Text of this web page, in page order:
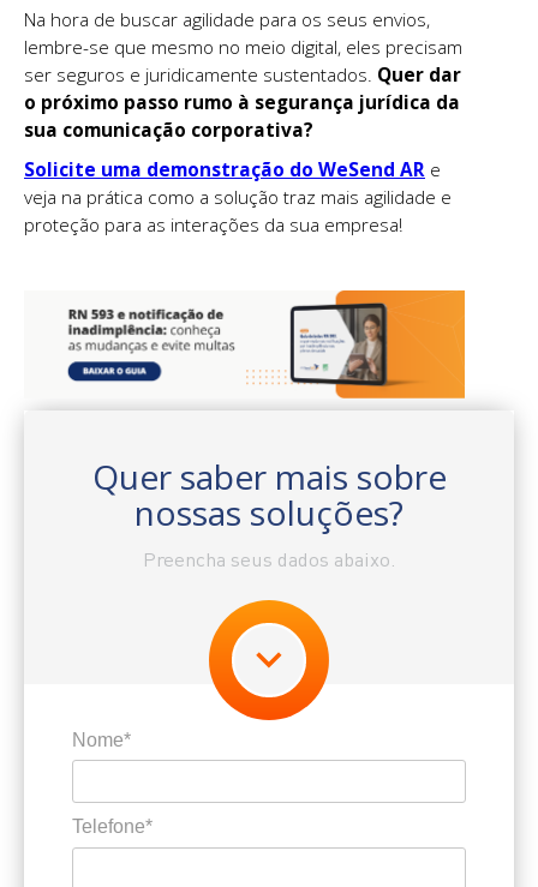
Na hora de buscar agilidade para os seus envios,
lembre-se que mesmo no meio digital, eles precisam
ser seguros e juridicamente sustentados. Quer dar
o próximo passo rumo à segurança jurídica da
sua comunicação corporativa?
Solicite uma demonstração do WeSend AR e
veja na prática como a solução traz mais agilidade e
proteção para as interações da sua empresa!
Quer saber mais sobre
nossas soluções?
Preencha seus dados abaixo.
Nome*
Telefone*